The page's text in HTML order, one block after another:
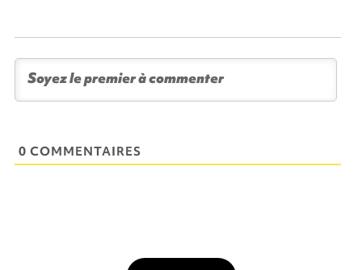
0 COMMENTAIRES